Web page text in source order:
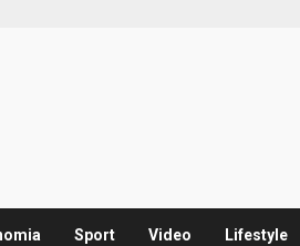
Sport Video Lifestyle